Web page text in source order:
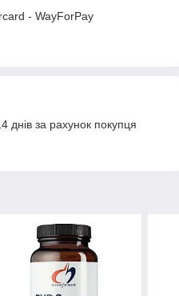
- WayForPay
днів за рахунок покупця